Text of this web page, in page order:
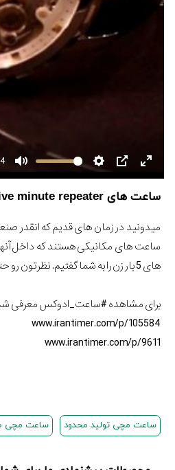
ساعت های Five minute repeater چه ساعت هایی هستند؟
ساعت های مکانیکی هستند که داخل
های 5 بار زن را به شما گفتیم. نظرتون رو حتما با ما در قسمت نظرات به اشتراک بزارید.
برای مشاهده #ساعت_ادوکس معرفی
www.irantimer.com/p/105584
www.irantimer.com/p/9611
ساعت مچی تولید محدود ساعت مچی